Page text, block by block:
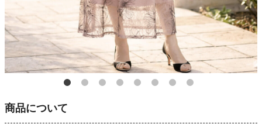
商品について